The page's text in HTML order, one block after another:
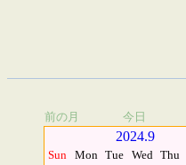
前の月 今日
2024.9
Sun Mon Tue Wed Thu